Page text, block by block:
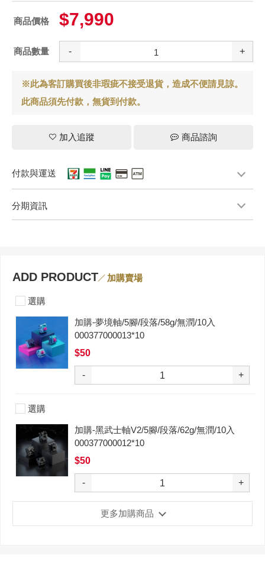
商品價格 $7,990
商品數量 - +
※此為客訂購買後非瑕疵不接受退貨，造成不便請見諒。
此商品須先付款，無貨到付款。
加入追蹤 商品諮詢
付款與運送
分期資訊
ADD PRODUCT 加購賣場
選購
加購-夢境軸/5腳/段落/58g/無潤/10入
000377000013*10
$50
- +
選購
加購-黑武士軸V2/5腳/段落/62g/無潤/10入
000377000012*10
$50
- +
更多加購商品